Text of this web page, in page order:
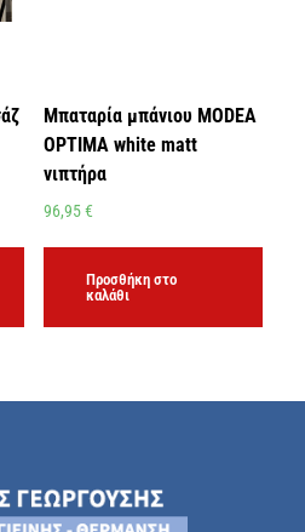
Μπαταρία μπάνιου MODEA
OPTIMA white matt
νιπτήρα
96,95€
Προσθήκη στο
καλάθι